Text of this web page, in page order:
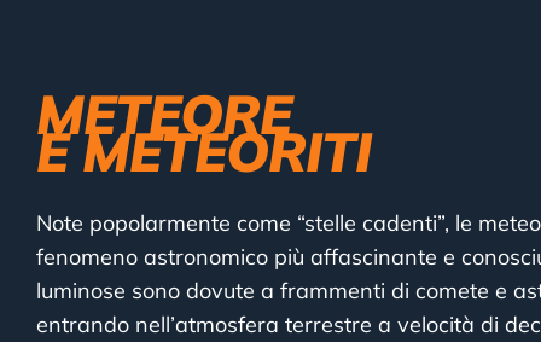
METEORE
E METEORITI
Note popolarmente come “stelle cadenti”, le
fenomeno astronomico più affascinante e
luminose sono dovute a frammenti di comete e
entrando nell’atmosfera terrestre a velocità di